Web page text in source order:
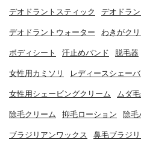
デオドラントスティック デオドラ
デオドラントウォーター わきがク
ボディシート 汗止めバンド 脱毛器
女性用カミソリ レディースシェー
女性用シェービングクリーム ムダ
除毛クリーム 抑毛ローション 除毛
ブラジリアンワックス 鼻毛ブラジ